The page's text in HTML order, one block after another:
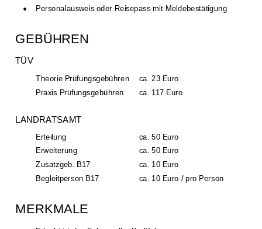
• Personalausweis oder Reisepass mit Meldebestätigung
GEBÜHREN
TÜV
Theorie Prüfungsgebühren ca. 23 Euro
Praxis Prüfungsgebühren ca. 117 Euro
LANDRATSAMT
Erteilung ca. 50 Euro
Erweiterung ca. 50 Euro
Zusatzgeb. B17 ca. 10 Euro
Begleitperson B17 ca. 10 Euro / pro Person
MERKMALE